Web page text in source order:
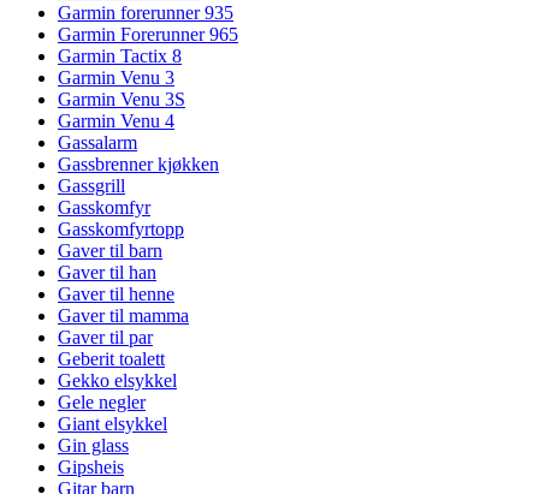
Garmin forerunner 935
Garmin Forerunner 965
Garmin Tactix 8
Garmin Venu 3
Garmin Venu 3S
Garmin Venu 4
Gassalarm
Gassbrenner kjøkken
Gassgrill
Gasskomfyr
Gasskomfyrtopp
Gaver til barn
Gaver til han
Gaver til henne
Gaver til mamma
Gaver til par
Geberit toalett
Gekko elsykkel
Gele negler
Giant elsykkel
Gin glass
Gipsheis
Gitar barn